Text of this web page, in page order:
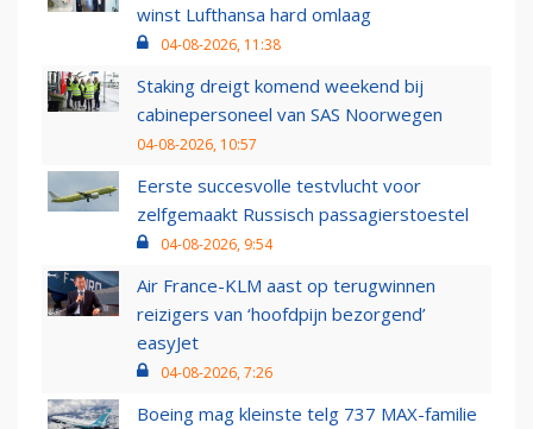
winst Lufthansa hard omlaag
04-08-2026, 11:38
Staking dreigt komend weekend bij
cabinepersoneel van SAS Noorwegen
04-08-2026, 10:57
Eerste succesvolle testvlucht voor
zelfgemaakt Russisch passagierstoestel
04-08-2026, 9:54
Air France-KLM aast op terugwinnen
reizigers van ‘hoofdpijn bezorgend’
easyJet
04-08-2026, 7:26
Boeing mag kleinste telg 737 MAX-familie